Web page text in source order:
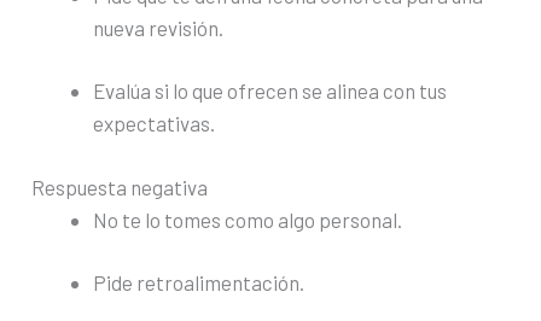
nueva revisión.
Evalúa si lo que ofrecen se alinea con tus
expectativas.
Respuesta negativa
No te lo tomes como algo personal.
Pide retroalimentación.